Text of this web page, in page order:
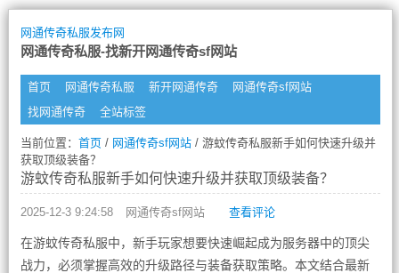
网通传奇私服发布网
网通传奇私服-找新开网通传奇sf网站
首页 网通传奇私服 新开网通传奇
网通传奇sf网站
找网通传奇
全站标签
当前位置： 首页/ 网通传奇sf网站/ 游蚊传奇私服新手如何快速升级并
获取顶级装备？
游蚊传奇私服新手如何快速升级并获取顶级装备？
2025-12-3 9:24:58 网通传奇sf网站 查看评论
在游蚊传奇私服中，新手玩家想要快速崛起成为服务器中的顶尖
战力，必须掌握高效的升级路径与装备获取策略。本文结合最新